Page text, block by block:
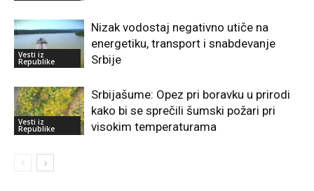
Vesti iz
Republike
Nizak vodostaj negativno utiče na
energetiku, transport i snabdevanje
Srbije
Vesti iz
Republike
Srbijašume: Opez pri boravku u prirodi
kako bi se sprečili šumski požari pri
visokim temperaturama